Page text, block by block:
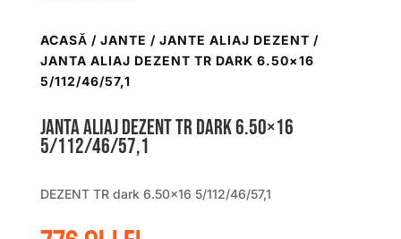
ACASĂ / JANTE / JANTE ALIAJ DEZENT /
JANTA ALIAJ DEZENT TR DARK 6.50×16
5/112/46/57,1
Janta aliaj DEZENT TR dark 6.50×16
5/112/46/57,1
DEZENT TR dark 6.50×16 5/112/46/57,1